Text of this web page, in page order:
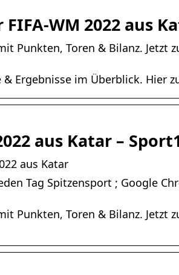
WM 2022 aus
Punkten, Toren & Bilanz. Jetzt
Ergebnisse im Überblick. Hier
aus Katar –
aus Katar
Tag Spitzensport ; Google
Punkten, Toren & Bilanz. Jetzt